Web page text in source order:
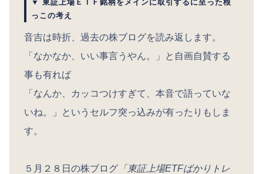
▼ 東証上場ＥＴＦ銘柄をメインに取引するに至った根
っこの考え
音吉は時折、過去の株ブログを読み返します。
「なかなか、いい事言うやん。」と自画自賛する
事も有れば
「なんか、カッコつけすぎて、本音で語っていな
いね。」というセルフ突っ込みが有ったりもしま
す。
５月２８日の株ブログ 「東証上場ETFばかりトレ